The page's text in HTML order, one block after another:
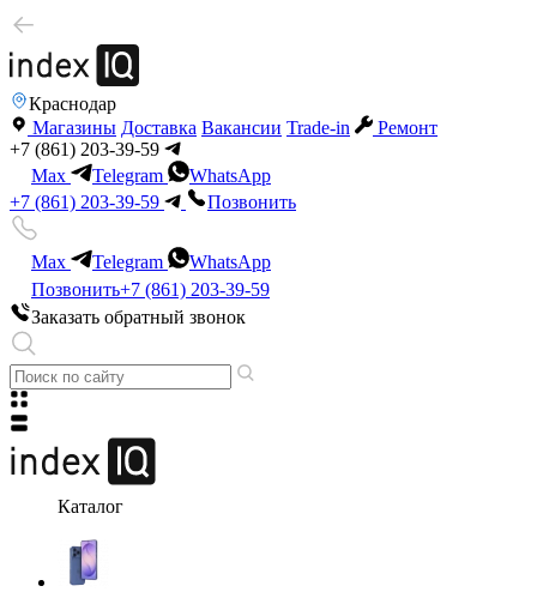
Краснодар
Магазины Доставка Вакансии Trade-in
Ремонт
+7 (861) 203-39-59
Max
Telegram
WhatsApp
+7 (861) 203-39-59
Позвонить
Max Telegram
WhatsApp
Позвонить+7 (861) 203-39-59
Заказать обратный звонок
Каталог